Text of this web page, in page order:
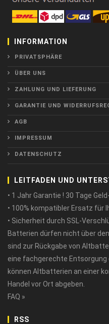
INFORMATION
PRIVATSPHÄRE
ÜBER UNS
ZAHLUNG UND LIEFERUNG
GARANTIE UND
AGB
IMPRESSUM
DATENSCHUTZ
LEITFADEN UND
• 1 Jahr Garantie ! 30 Tage
• 100% kompatibler Ersatz für
• Sicherheit durch SSL-
Batterien dürfen nicht über
sind zur Rückgabe von
eine fachgerechte
können Altbatterien an einer
Handel vor Ort abgeben.
FAQ »
RSS